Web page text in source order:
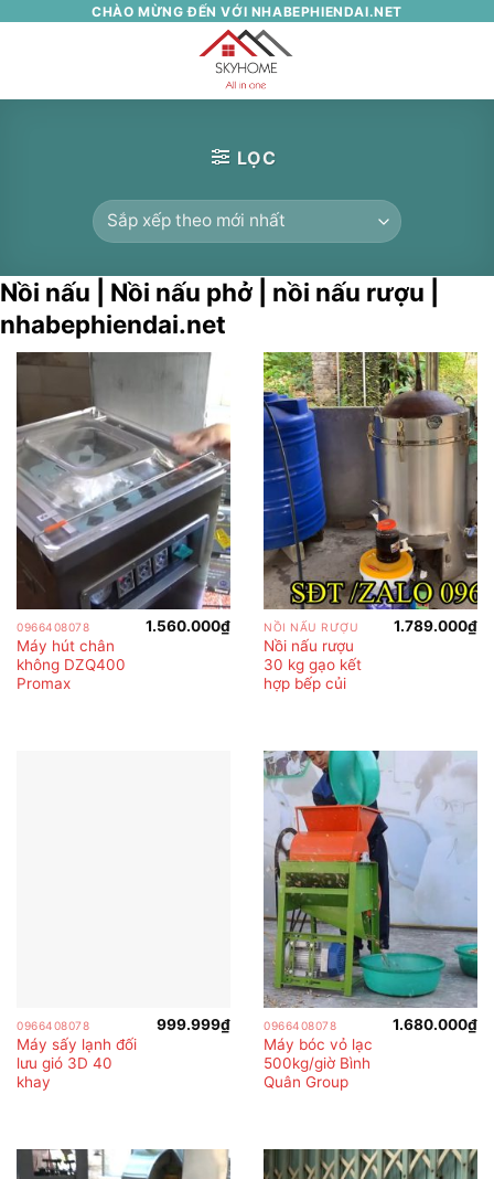
CHÀO MỪNG ĐẾN VỚI NHABEPHIENDAI.NET
LỌC
Nồi nấu | Nồi nấu phở | nồi nấu rượu |
nhabephiendai.net
0966408078
Máy hút chân
không DZQ400
Promax
1.560.000₫ NỒI NẤU RƯỢU
Nồi nấu rượu
30 kg gạo kết
hợp bếp củi
1.789.000₫
0966408078
Máy sấy lạnh đối
lưu gió 3D 40
khay
999.999₫ 0966408078
Máy bóc vỏ lạc
500kg/giờ Bình
Quân Group
1.680.000₫